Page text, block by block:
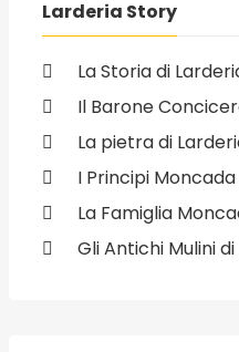
Larderia Story
La Storia di
Il Barone
La pietra di
I Principi Moncada
La Famiglia
Gli Antichi Mulini